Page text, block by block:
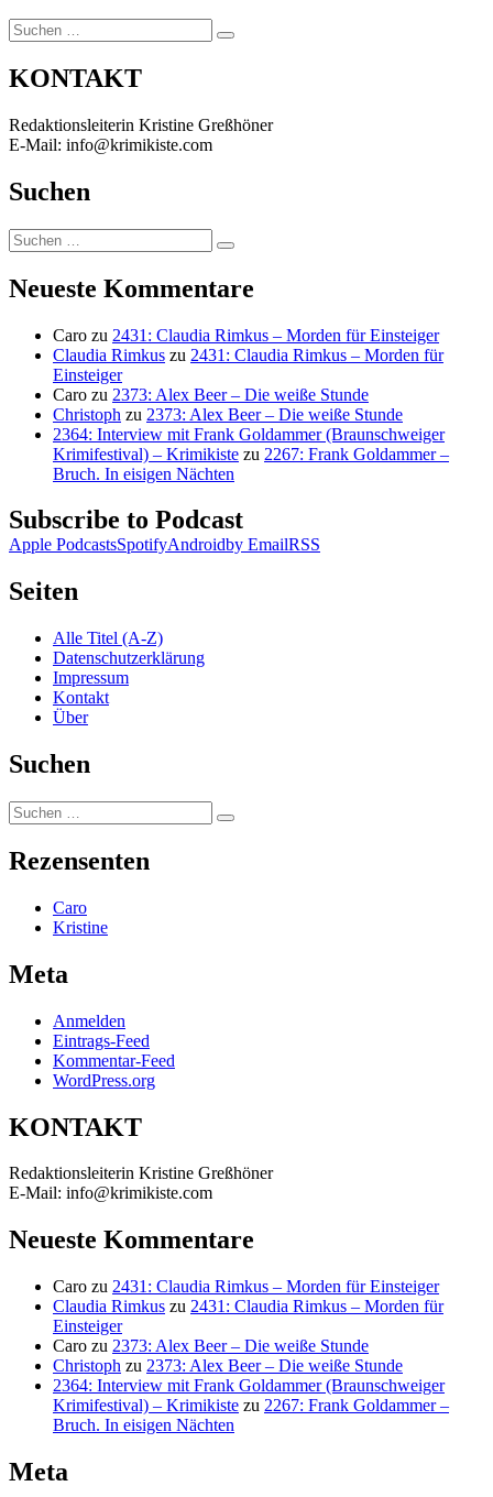
Suchen
nach:
Suchen
KONTAKT
Redaktionsleiterin Kristine Greßhöner
E-Mail: info@krimikiste.com
Suchen
Suchen
nach:
Suchen
Neueste Kommentare
Caro zu 2431: Claudia Rimkus – Morden für Einsteiger
Claudia Rimkus zu 2431: Claudia Rimkus – Morden für
Einsteiger
Caro zu 2373: Alex Beer – Die weiße Stunde
Christoph zu 2373: Alex Beer – Die weiße Stunde
2364: Interview mit Frank Goldammer (Braunschweiger
Krimifestival) – Krimikiste zu 2267: Frank Goldammer –
Bruch. In eisigen Nächten
Subscribe to Podcast
Apple PodcastsSpotifyAndroidby EmailRSS
Seiten
Alle Titel (A-Z)
Datenschutzerklärung
Impressum
Kontakt
Über
Suchen
Suchen
nach:
Suchen
Rezensenten
Caro
Kristine
Meta
Anmelden
Eintrags-Feed
Kommentar-Feed
WordPress.org
KONTAKT
Redaktionsleiterin Kristine Greßhöner
E-Mail: info@krimikiste.com
Neueste Kommentare
Caro zu 2431: Claudia Rimkus – Morden für Einsteiger
Claudia Rimkus zu 2431: Claudia Rimkus – Morden für
Einsteiger
Caro zu 2373: Alex Beer – Die weiße Stunde
Christoph zu 2373: Alex Beer – Die weiße Stunde
2364: Interview mit Frank Goldammer (Braunschweiger
Krimifestival) – Krimikiste zu 2267: Frank Goldammer –
Bruch. In eisigen Nächten
Meta